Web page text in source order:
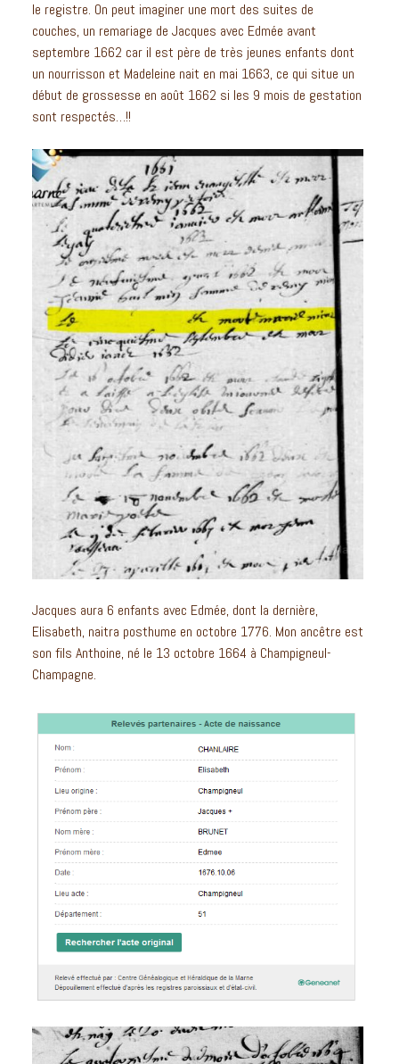
le registre. On peut imaginer une mort des suites de
couches, un remariage de Jacques avec Edmée avant
septembre 1662 car il est père de très jeunes enfants dont
un nourrisson et Madeleine nait en mai 1663, ce qui situe un
début de grossesse en août 1662 si les 9 mois de gestation
sont respectés…!!
Jacques aura 6 enfants avec Edmée, dont la dernière,
Elisabeth, naitra posthume en octobre 1776. Mon ancêtre est
son fils Anthoine, né le 13 octobre 1664 à Champigneul-
Champagne.